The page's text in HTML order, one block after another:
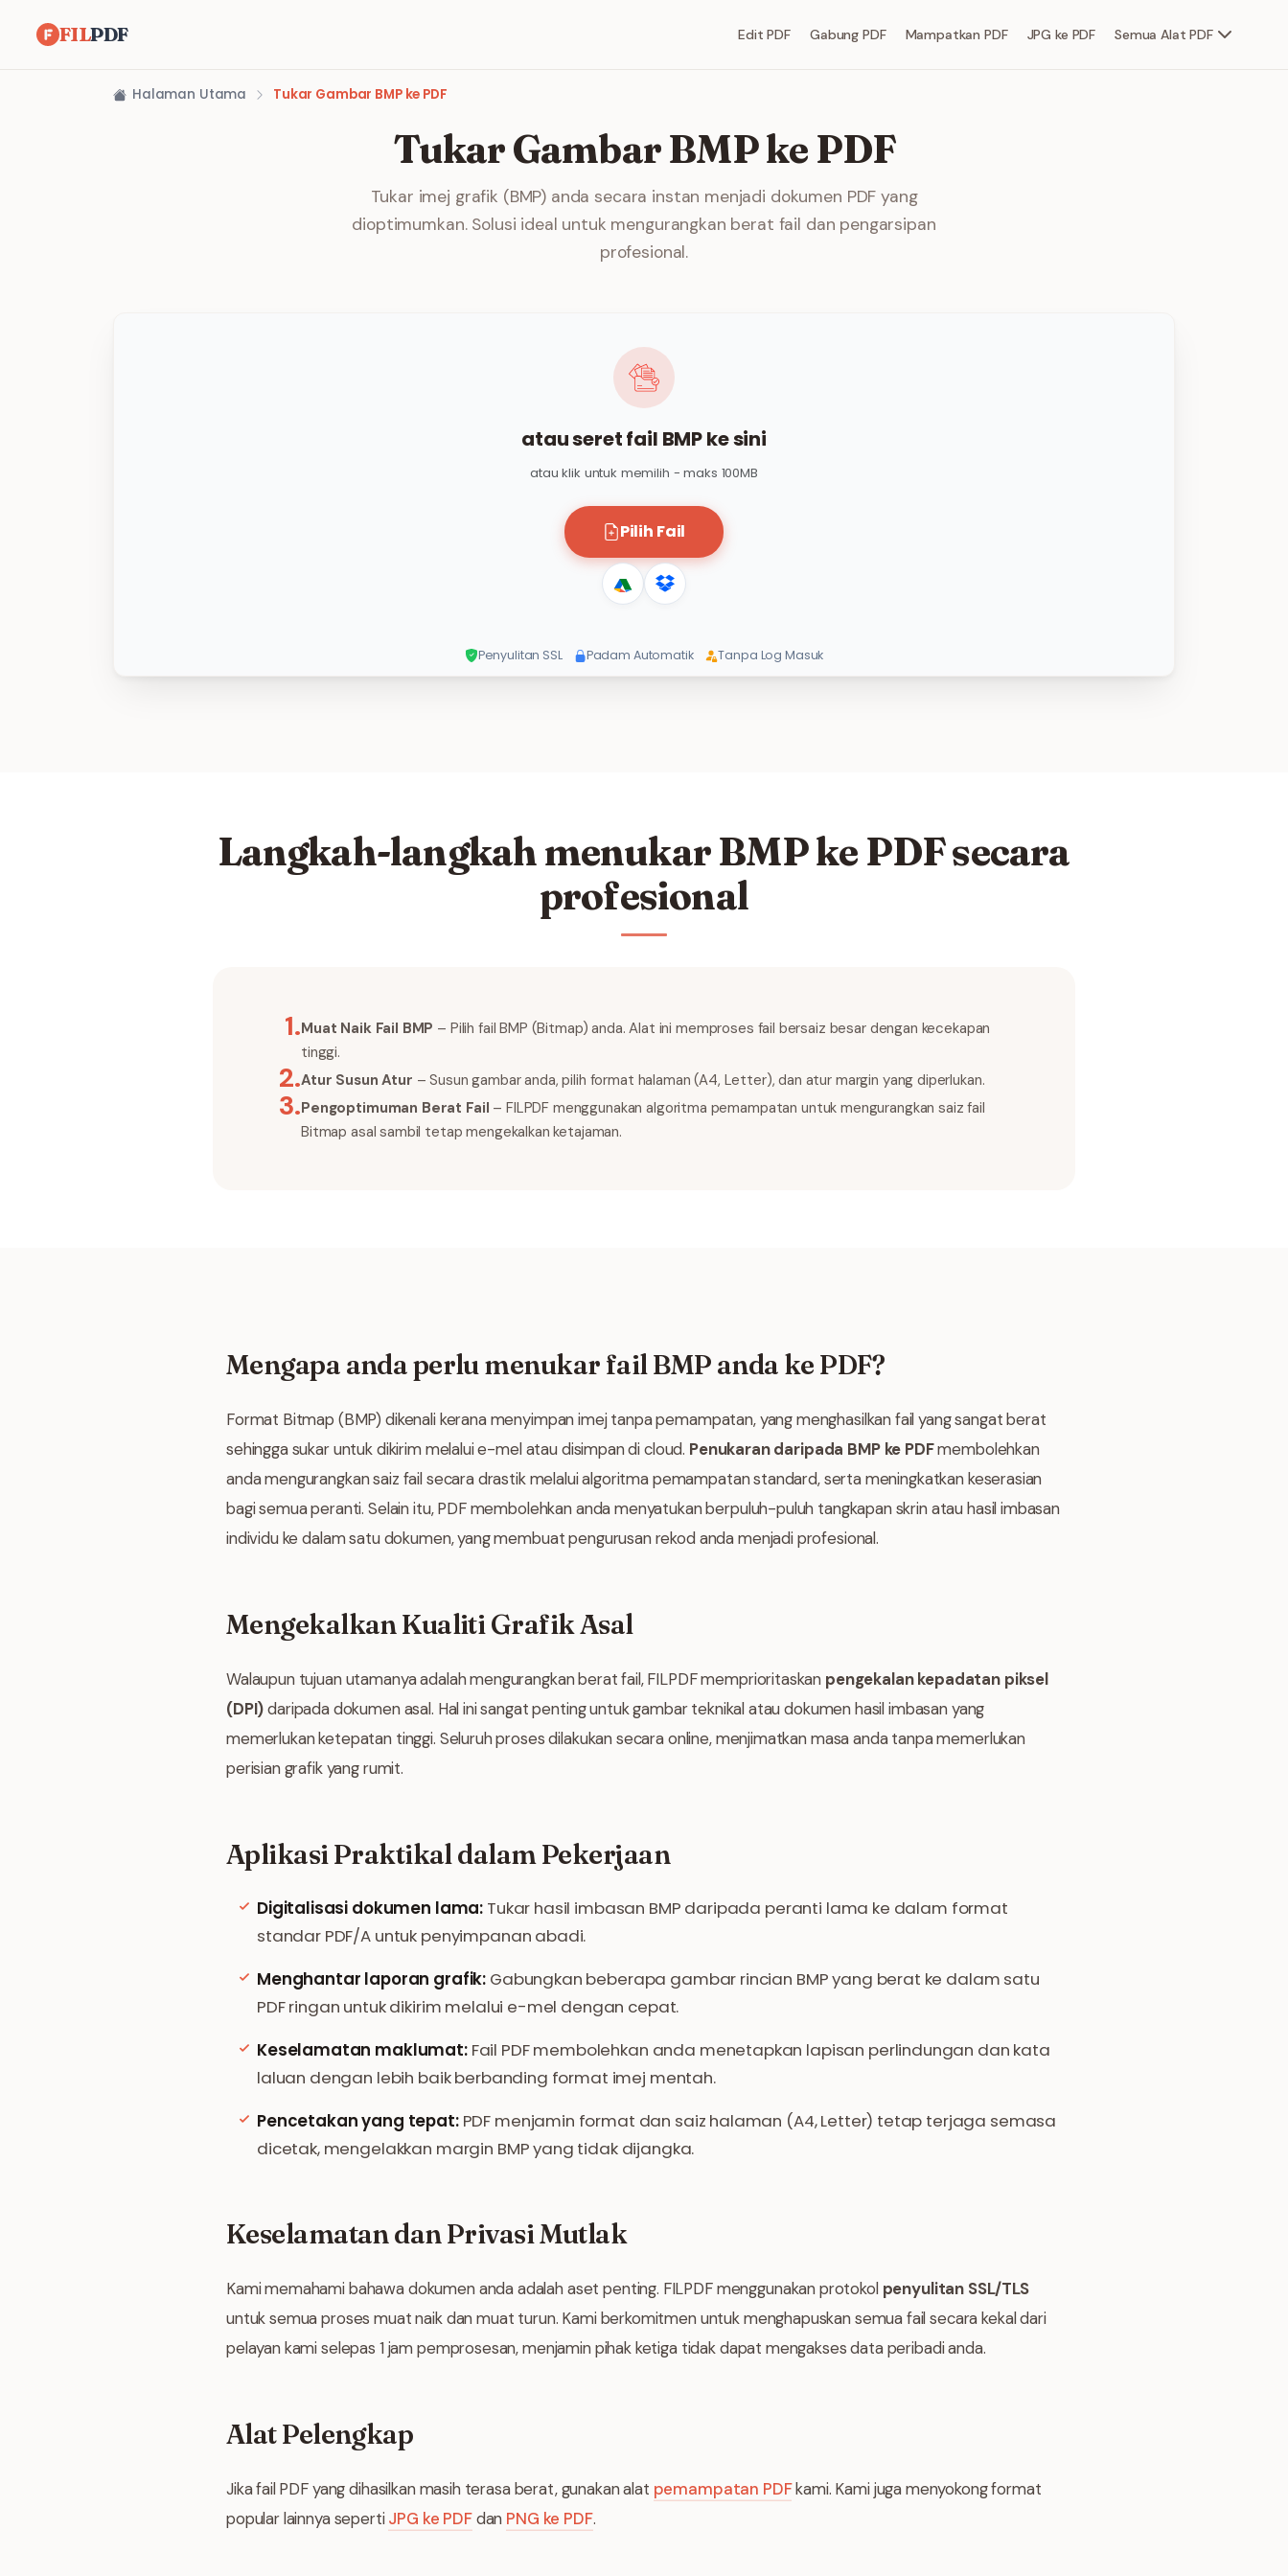
FILPDF Edit PDF Gabung PDF Mampatkan PDF JPG ke PDF Semua Alat PDF
Halaman Utama Tukar Gambar BMP ke PDF
Tukar Gambar BMP ke PDF
Tukar imej grafik (BMP) anda secara instan menjadi dokumen PDF yang
dioptimumkan. Solusi ideal untuk mengurangkan berat fail dan pengarsipan
profesional.
atau seret fail BMP ke sini
atau klik untuk memilih - maks 100MB
Pilih Fail
Penyulitan SSL Padam Automatik Tanpa Log Masuk
Langkah-langkah menukar BMP ke PDF secara
profesional
1.Muat Naik Fail BMP – Pilih fail BMP (Bitmap) anda. Alat ini memproses fail bersaiz besar dengan kecekapan
tinggi.
2.Atur Susun Atur – Susun gambar anda, pilih format halaman (A4, Letter), dan atur margin yang diperlukan.
3.Pengoptimuman Berat Fail – FILPDF menggunakan algoritma pemampatan untuk mengurangkan saiz fail
Bitmap asal sambil tetap mengekalkan ketajaman.
Mengapa anda perlu menukar fail BMP anda ke PDF?
Format Bitmap (BMP) dikenali kerana menyimpan imej tanpa pemampatan, yang menghasilkan fail yang sangat berat
sehingga sukar untuk dikirim melalui e-mel atau disimpan di cloud. Penukaran daripada BMP ke PDFmembolehkan
anda mengurangkan saiz fail secara drastik melalui algoritma pemampatan standard, serta meningkatkan keserasian
bagi semua peranti. Selain itu, PDF membolehkan anda menyatukan berpuluh-puluh tangkapan skrin atau hasil imbasan
individu ke dalam satu dokumen, yang membuat pengurusan rekod anda menjadi profesional.
Mengekalkan Kualiti Grafik Asal
Walaupun tujuan utamanya adalah mengurangkan berat fail, FILPDF memprioritaskan pengekalan kepadatan piksel
(DPI)daripada dokumen asal. Hal ini sangat penting untuk gambar teknikal atau dokumen hasil imbasan yang
memerlukan ketepatan tinggi. Seluruh proses dilakukan secara online, menjimatkan masa anda tanpa memerlukan
perisian grafik yang rumit.
Aplikasi Praktikal dalam Pekerjaan
Digitalisasi dokumen lama: Tukar hasil imbasan BMP daripada peranti lama ke dalam format
standar PDF/A untuk penyimpanan abadi.
Menghantar laporan grafik: Gabungkan beberapa gambar rincian BMP yang berat ke dalam satu
PDF ringan untuk dikirim melalui e-mel dengan cepat.
Keselamatan maklumat:Fail PDF membolehkan anda menetapkan lapisan perlindungan dan kata
laluan dengan lebih baik berbanding format imej mentah.
Pencetakan yang tepat:PDF menjamin format dan saiz halaman (A4, Letter) tetap terjaga semasa
dicetak, mengelakkan margin BMP yang tidak dijangka.
Keselamatan dan Privasi Mutlak
Kami memahami bahawa dokumen anda adalah aset penting. FILPDF menggunakan protokol penyulitan SSL/TLS
untuk semua proses muat naik dan muat turun. Kami berkomitmen untuk menghapuskan semua fail secara kekal dari
pelayan kami selepas 1 jam pemprosesan, menjamin pihak ketiga tidak dapat mengakses data peribadi anda.
Alat Pelengkap
Jika fail PDF yang dihasilkan masih terasa berat, gunakan alat pemampatan PDFkami. Kami juga menyokong format
popular lainnya sepertiJPG ke PDFdan PNG ke PDF.